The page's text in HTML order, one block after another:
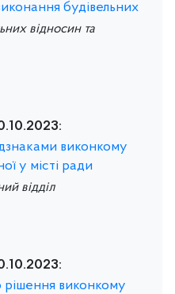
будівельних
відносин та
виконкому
у місті ради
відділ
рішення виконкому